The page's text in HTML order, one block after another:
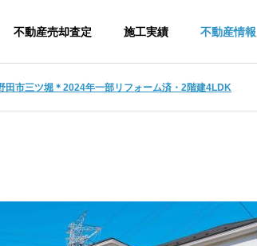
不動産売却査定 施工実績 不動産情報
田市三ツ堀＊2024年一部リフォーム済・2階建4LDK